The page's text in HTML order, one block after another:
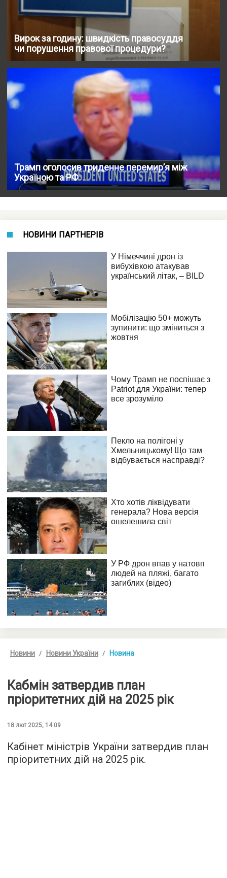
Вирок за годину: швидкість правосуддя
чи порушення правової процедури?
Трамп оголосив триденне перемир’я між
Україною та РФ
НОВИНИ ПАРТНЕРІВ
Новини Новини України Новина
Кабмін затвердив план
пріоритетних дій на 2025 рік
18 лют 2025, 14:09
Кабінет міністрів України затвердив план
пріоритетних дій на 2025 рік.